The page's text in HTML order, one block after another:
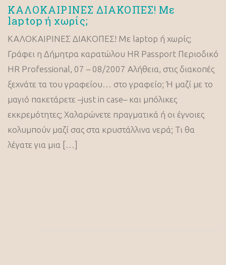
ΚΑΛΟΚΑΙΡΙΝΕΣ ΔΙΑΚΟΠΕΣ! Με
laptop ή χωρίς;
ΚΑΛΟΚΑΙΡΙΝΕΣ ΔΙΑΚΟΠΕΣ! Με laptop ή χωρίς;
Γράφει η Δήμητρα καρατώλου HR Passport Περιοδικό
HR Professional, 07 – 08/2007 Αλήθεια, στις διακοπές
ξεχνάτε τα του γραφείου… στο γραφείο; Ή μαζί με το
μαγιό πακετάρετε –just in case– και μπόλικες
εκκρεμότητες; Χαλαρώνετε πραγματικά ή οι έγνοιες
κολυμπούν μαζί σας στα κρυστάλλινα νερά; Τι θα
λέγατε για μια […]